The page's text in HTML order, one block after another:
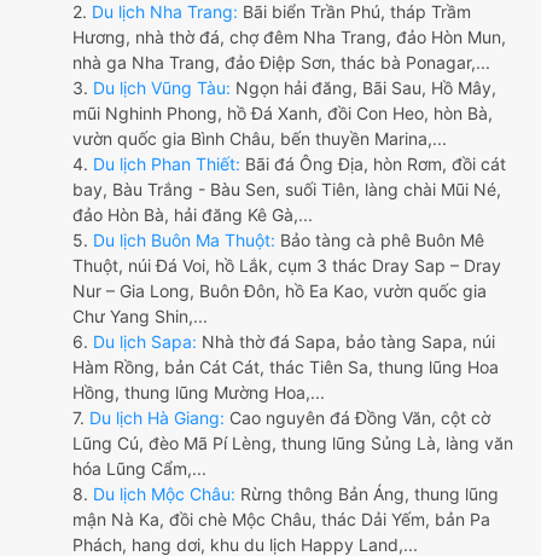
2. Du lịch Nha Trang: Bãi biển Trần Phú, tháp Trầm
Hương, nhà thờ đá, chợ đêm Nha Trang, đảo Hòn Mun,
nhà ga Nha Trang, đảo Điệp Sơn, thác bà Ponagar,...
3. Du lịch Vũng Tàu: Ngọn hải đăng, Bãi Sau, Hồ Mây,
mũi Nghinh Phong, hồ Đá Xanh, đồi Con Heo, hòn Bà,
vườn quốc gia Bình Châu, bến thuyền Marina,...
4. Du lịch Phan Thiết: Bãi đá Ông Địa, hòn Rơm, đồi cát
bay, Bàu Trắng - Bàu Sen, suối Tiên, làng chài Mũi Né,
đảo Hòn Bà, hải đăng Kê Gà,...
5. Du lịch Buôn Ma Thuột: Bảo tàng cà phê Buôn Mê
Thuột, núi Đá Voi, hồ Lắk, cụm 3 thác Dray Sap – Dray
Nur – Gia Long, Buôn Đôn, hồ Ea Kao, vườn quốc gia
Chư Yang Shin,...
6. Du lịch Sapa: Nhà thờ đá Sapa, bảo tàng Sapa, núi
Hàm Rồng, bản Cát Cát, thác Tiên Sa, thung lũng Hoa
Hồng, thung lũng Mường Hoa,...
7. Du lịch Hà Giang: Cao nguyên đá Đồng Văn, cột cờ
Lũng Cú, đèo Mã Pí Lèng, thung lũng Sủng Là, làng văn
hóa Lũng Cẩm,...
8. Du lịch Mộc Châu: Rừng thông Bản Áng, thung lũng
mận Nà Ka, đồi chè Mộc Châu, thác Dải Yếm, bản Pa
Phách, hang dơi, khu du lịch Happy Land,...